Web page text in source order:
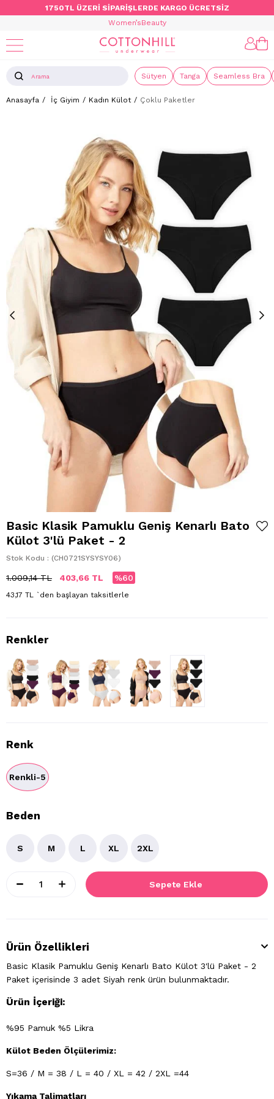
1750TL ÜZERİ SİPARİŞLERDE KARGO ÜCRETSİZ
Women’sBeauty
Sütyen Tanga Seamless Bra
Anasayfa İç Giyim Kadın Külot Çoklu Paketler
Basic Klasik Pamuklu Geniş Kenarlı Bato
Külot 3'lü Paket - 2
Stok Kodu (CH0721SYSYSY06)
1.009,14 TL 403,66 TL 60
43,17 TL `den başlayan taksitlerle
Renk
Renkli-5
Beden
S M L XL 2XL
Ürün Özellikleri
Basic Klasik Pamuklu Geniş Kenarlı Bato Külot 3'lü Paket - 2
Paket içerisinde 3 adet Siyah renk ürün bulunmaktadır.
Ürün İçeriği:
%95 Pamuk %5 Likra
Külot Beden Ölçülerimiz:
S=36 / M = 38 / L = 40 / XL = 42 / 2XL =44
Yıkama Talimatları